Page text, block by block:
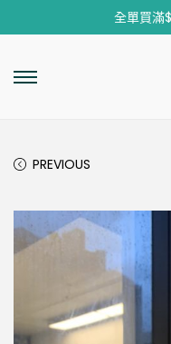
全單買滿
PREVIOUS